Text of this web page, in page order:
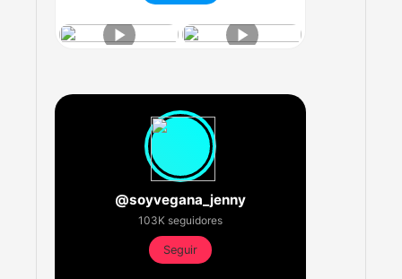
@soyvegana_jenny
103K seguidores
Seguir